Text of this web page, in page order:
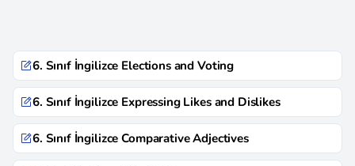
6. Sınıf İngilizce Elections and Voting
6. Sınıf İngilizce Expressing Likes and Dislikes
6. Sınıf İngilizce Comparative Adjectives